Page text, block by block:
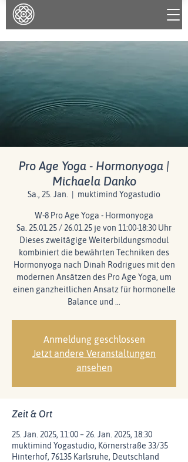
Pro Age Yoga - Hormonyoga |
Michaela Danko
Sa., 25. Jan. muktimind Yogastudio
W-8 Pro Age Yoga - Hormonyoga
Sa. 25.01.25 / 26.01.25 je von 11:00-18:30 Uhr
Dieses zweitägige Weiterbildungsmodul
kombiniert die bewährten Techniken des
Hormonyoga nach Dinah Rodrigues mit den
modernen Ansätzen des Pro Age Yoga, um
einen ganzheitlichen Ansatz für hormonelle
Balance und …
Anmeldung geschlossen
Jetzt andere Veranstaltungen
ansehen
Zeit & Ort
25. Jan. 2025, 11:00 – 26. Jan. 2025, 18:30
muktimind Yogastudio, Körnerstraße 33/35
Hinterhof, 76135 Karlsruhe, Deutschland